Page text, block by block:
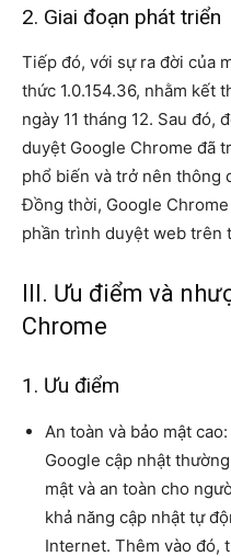
2. Giai đoạn phát triển
Tiếp đó, với sự ra đời của
thức 1.0.154.36, nhằm kết
ngày 11 tháng 12. Sau đó,
duyệt Google Chrome đã
phổ biến và trở nên thông
Đồng thời, Google
phần trình duyệt web trên
III. Ưu điểm và
Chrome
1. Ưu điểm
An toàn và bảo mật
Google cập nhật
mật và an toàn cho
khả năng cập nhật tự
Internet. Thêm vào đó,